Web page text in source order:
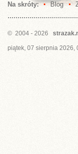
Na skróty: Blog
© 2004 - 2026
piątek, 07 sierpnia 2026,